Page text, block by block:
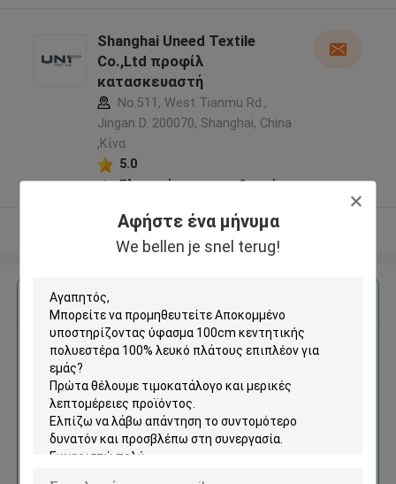
Αφήστε ένα μήνυμα
We bellen je snel terug!
Shanghai Uneed Textile
Co.,Ltd προφίλ
κατασκευαστή
No.511, West Tianmu Rd.,
Jingan D. 200070, Shanghai, China
,Κίνα
5.0
Ελεγχμένος προμηθευτής
Δείτε περισσότερων
Αποκτήστε την καλύτερη τιμή για
Αποκομμένο υποστηρίζοντας
πολυεστέρα 100% λευκό
πλάτους επιπλέον